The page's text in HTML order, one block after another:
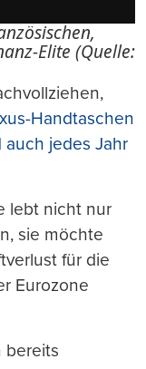
Elite (Quelle:
Handtaschen
jedes Jahr
lebt nicht nur
sie möchte
für die
Eurozone
bereits